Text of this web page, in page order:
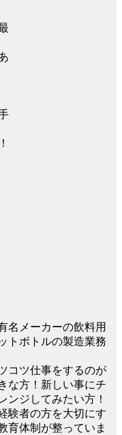
名メーカーの飲料用
トボトルの製造業務
コツ仕事をするのが
な方！新しい事にチ
ンジしてみたい方！
験者の方を大切にす
育体制が整っていま